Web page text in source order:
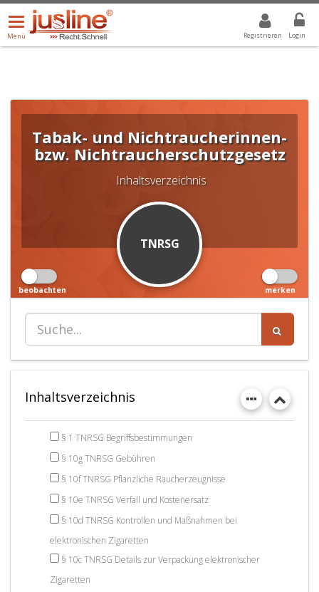
Registrieren Login
Menü
öffnen/schließen
Menü
ALLE DROPDOWN: GEWÄHLTER WERT IST ALLE
Tabak- und Nichtraucherinnen-
bzw. Nichtraucherschutzgesetz
Inhaltsverzeichnis
TNRSG
beobachten merken
Inhaltsverzeichnis
§ 1 TNRSG Begriffsbestimmungen
§ 10g TNRSG Gebühren
§ 10f TNRSG Pflanzliche Raucherzeugnisse
§ 10e TNRSG Verfall und Kostenersatz
§ 10d TNRSG Kontrollen und Maßnahmen bei
elektronischen Zigaretten
§ 10c TNRSG Details zur Verpackung elektronischer
Zigaretten